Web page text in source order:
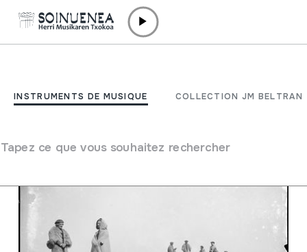
INSTRUMENTS DE MUSIQUE COLLECTION JM BELTRAN
Tapez ce que vous souhaitez rechercher
Tralhaires per delà lo blu